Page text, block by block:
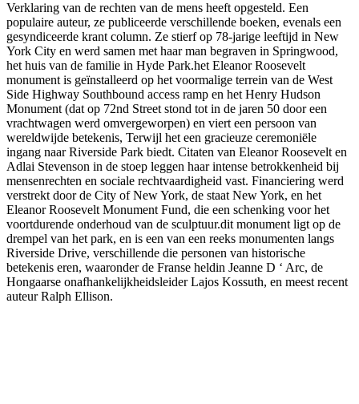
Verklaring van de rechten van de mens heeft opgesteld. Een
populaire auteur, ze publiceerde verschillende boeken, evenals een
gesyndiceerde krant column. Ze stierf op 78-jarige leeftijd in New
York City en werd samen met haar man begraven in Springwood,
het huis van de familie in Hyde Park.het Eleanor Roosevelt
monument is geïnstalleerd op het voormalige terrein van de West
Side Highway Southbound access ramp en het Henry Hudson
Monument (dat op 72nd Street stond tot in de jaren 50 door een
vrachtwagen werd omvergeworpen) en viert een persoon van
wereldwijde betekenis, Terwijl het een gracieuze ceremoniële
ingang naar Riverside Park biedt. Citaten van Eleanor Roosevelt en
Adlai Stevenson in de stoep leggen haar intense betrokkenheid bij
mensenrechten en sociale rechtvaardigheid vast. Financiering werd
verstrekt door de City of New York, de staat New York, en het
Eleanor Roosevelt Monument Fund, die een schenking voor het
voortdurende onderhoud van de sculptuur.dit monument ligt op de
drempel van het park, en is een van een reeks monumenten langs
Riverside Drive, verschillende die personen van historische
betekenis eren, waaronder de Franse heldin Jeanne D ‘ Arc, de
Hongaarse onafhankelijkheidsleider Lajos Kossuth, en meest recent
auteur Ralph Ellison.